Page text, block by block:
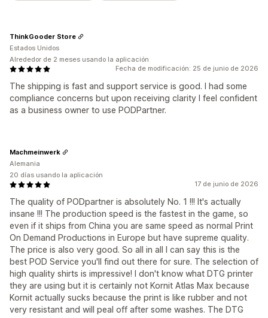
Fecha de modificación: 25 de junio de 2026
The shipping is fast and support service is good. I had some
compliance concerns but upon receiving clarity I feel confident
as a business owner to use PODPartner.
ThinkGooder Store
Estados Unidos
Alrededor de 2 meses usando la aplicación
17 de junio de 2026
The quality of PODpartner is absolutely No. 1 !!! It's actually
insane !!! The production speed is the fastest in the game, so
even if it ships from China you are same speed as normal Print
On Demand Productions in Europe but have supreme quality.
The price is also very good. So all in all I can say this is the
best POD Service you'll find out there for sure. The selection of
high quality shirts is impressive! I don't know what DTG printer
they are using but it is certainly not Kornit Atlas Max because
Kornit actually sucks because the print is like rubber and not
very resistant and will peal off after some washes. The DTG
Machmeinwerk
Alemania
20 días usando la aplicación